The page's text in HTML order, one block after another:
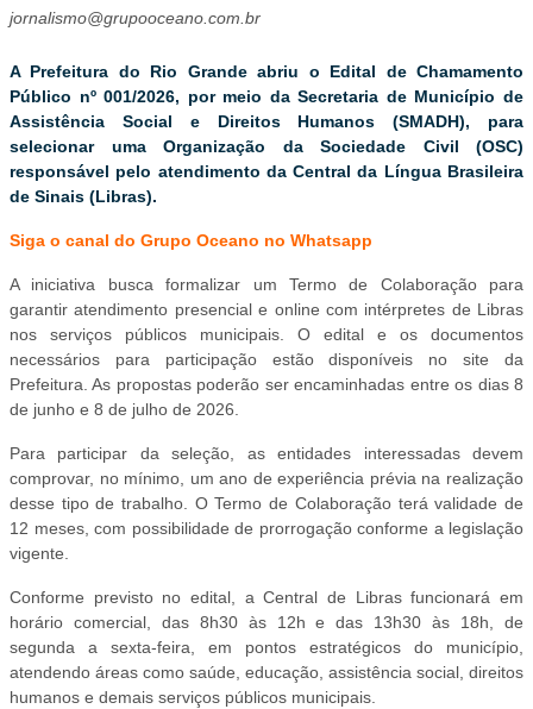
jornalismo@grupooceano.com.br
A Prefeitura do Rio Grande abriu o Edital de Chamamento
Público nº 001/2026, por meio da Secretaria de Município de
Assistência Social e Direitos Humanos (SMADH), para
selecionar uma Organização da Sociedade Civil (OSC)
responsável pelo atendimento da Central da Língua Brasileira
de Sinais (Libras).
Siga o canal do Grupo Oceano no Whatsapp
A iniciativa busca formalizar um Termo de Colaboração para
garantir atendimento presencial e online com intérpretes de Libras
nos serviços públicos municipais. O edital e os documentos
necessários para participação estão disponíveis no site da
Prefeitura. As propostas poderão ser encaminhadas entre os dias 8
de junho e 8 de julho de 2026.
Para participar da seleção, as entidades interessadas devem
comprovar, no mínimo, um ano de experiência prévia na realização
desse tipo de trabalho. O Termo de Colaboração terá validade de
12 meses, com possibilidade de prorrogação conforme a legislação
vigente.
Conforme previsto no edital, a Central de Libras funcionará em
horário comercial, das 8h30 às 12h e das 13h30 às 18h, de
segunda a sexta-feira, em pontos estratégicos do município,
atendendo áreas como saúde, educação, assistência social, direitos
humanos e demais serviços públicos municipais.